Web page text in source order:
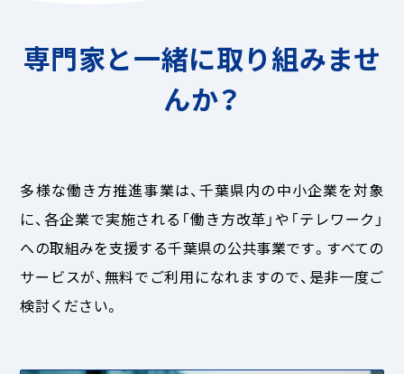
専門家と一緒に取り組みませ
んか？
多様な働き方推進事業は、千葉県内の中小企業を対象
に、各企業で実施される「働き方改革」や「テレワーク」
への取組みを支援する千葉県の公共事業です。すべての
サービスが、無料でご利用になれますので、是非一度ご
検討ください。